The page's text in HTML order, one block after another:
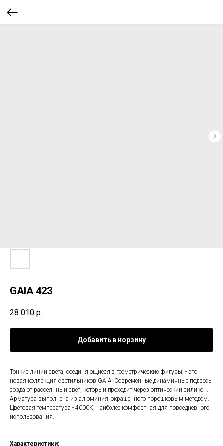
GAIA 423
28 010 р.
Добавить в корзину
Тонкие линии света, соединяющиеся в геометрические фигуры, - это
новая коллекция светильников GAIA. Современные динамичные подвесы
создают рассеянный свет, который проходит через оптический силикон.
Арматура выполнена из алюминия, окрашенного порошковым методом.
Цветовая температура - 4000К, наиболее комфортная для повседневного
использования.
Характеристики: